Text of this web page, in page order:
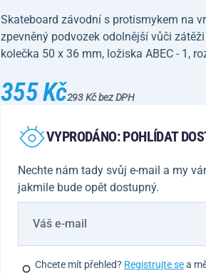
Skateboard závodní s protismykem na
zpevněný podvozek odolnější vůči zátěži
kolečka 50 x 36 mm, ložiska ABEC - 1,
355 Kč293 Kč bez DPH
VYPRODÁNO: POHLÍDAT
Nechte nám tady svůj e-mail a my
jakmile bude opět dostupný.
Chcete mít přehled? Registrujte sea